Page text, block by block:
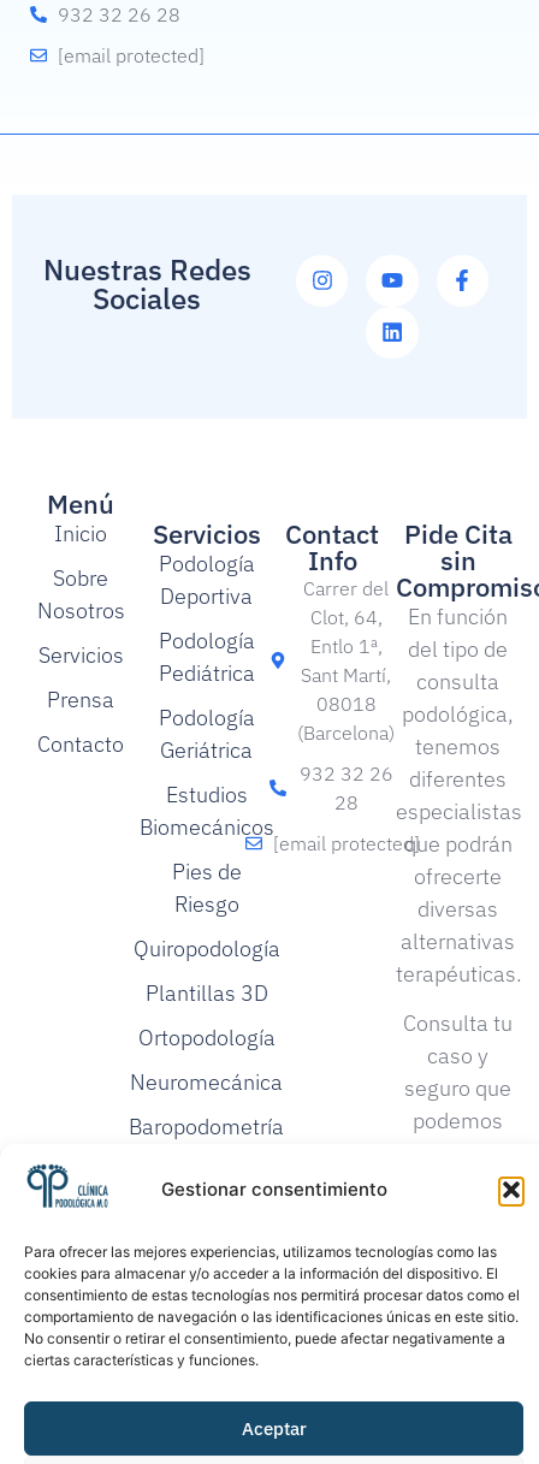
Gestionar consentimiento
Para ofrecer las mejores experiencias, utilizamos tecnologías como las
cookies para almacenar y/o acceder a la información del dispositivo. El
consentimiento de estas tecnologías nos permitirá procesar datos como el
comportamiento de navegación o las identificaciones únicas en este sitio.
No consentir o retirar el consentimiento, puede afectar negativamente a
ciertas características y funciones.
Aceptar
932 32 26 28
[email protected]
Nuestras Redes
Sociales
Menú
Inicio
Sobre
Nosotros
Servicios
Prensa
Contacto
Servicios
Podología
Deportiva
Podología
Pediátrica
Podología
Geriátrica
Estudios
Biomecánicos
Pies de
Riesgo
Quiropodología
Plantillas 3D
Ortopodología
Neuromecánica
Baropodometría
Podológica
Proloterapia
Contact
Info
Carrer del
Clot, 64,
Entlo 1ª,
Sant Martí,
08018
(Barcelona)
932 32 26
28
[email protected]
Pide Cita
sin
En función
del tipo de
consulta
podológica,
tenemos
diferentes
especialistas
que podrán
ofrecerte
diversas
alternativas
terapéuticas.
Consulta tu
caso y
seguro que
podemos
solución.
©2026. Todos los